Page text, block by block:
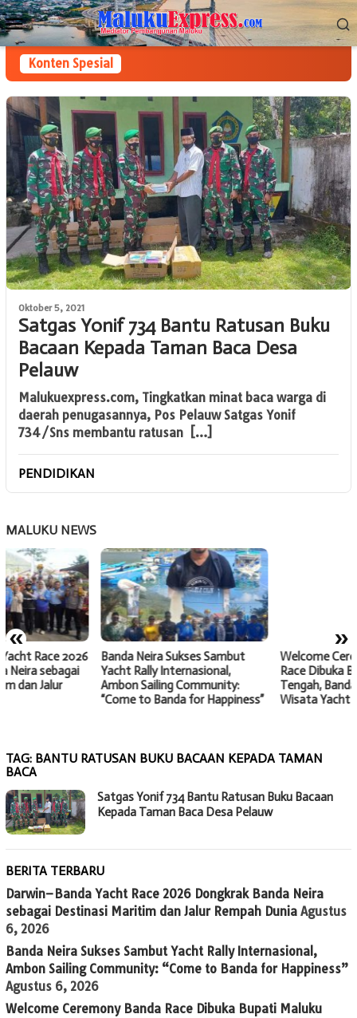
Loncat
ke
konten
Menu
Mobile
Konten Spesial
Oktober 5, 2021
Satgas Yonif 734 Bantu Ratusan Buku
Bacaan Kepada Taman Baca Desa
Pelauw
Malukuexpress.com, Tingkatkan minat baca warga di
daerah penugasannya, Pos Pelauw Satgas Yonif
734/Sns membantu ratusan […]
PENDIDIKAN
MALUKU NEWS
« »
Banda Neira Sukses Sambut
Yacht Rally Internasional,
Ambon Sailing Community:
“Come to Banda for Happiness”
Welcome Ceremony Banda
Race Dibuka Bupati Maluku
Tengah, Banda Siap Jadi Magnet
Wisata Yacht Dunia
TAG: BANTU RATUSAN BUKU BACAAN KEPADA TAMAN
BACA
Satgas Yonif 734 Bantu Ratusan Buku Bacaan
Kepada Taman Baca Desa Pelauw
BERITA TERBARU
Darwin–Banda Yacht Race 2026 Dongkrak Banda Neira
sebagai Destinasi Maritim dan Jalur Rempah Dunia Agustus
6, 2026
Banda Neira Sukses Sambut Yacht Rally Internasional,
Ambon Sailing Community: “Come to Banda for Happiness”
Agustus 6, 2026
Welcome Ceremony Banda Race Dibuka Bupati Maluku